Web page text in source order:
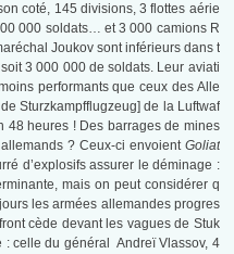
coté, 145 divisions, 3 flottes aérie
000 soldats… et 3 000 camions R
Joukov sont inférieurs dans t
3 000 000 de soldats. Leur aviati
performants que ceux des Alle
Sturzkampfflugzeug] de la Luftwaf
48 heures ! Des barrages de mines
? Ceux-ci envoient Goliat
d’explosifs assurer le déminage :
mais on peut considérer q
les armées allemandes progres
cède devant les vagues de Stuk
celle du général Andreï Vlassov, 4